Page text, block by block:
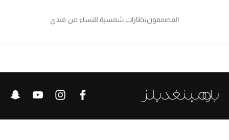
المصمموننظارات شمسية للنساء من فندي